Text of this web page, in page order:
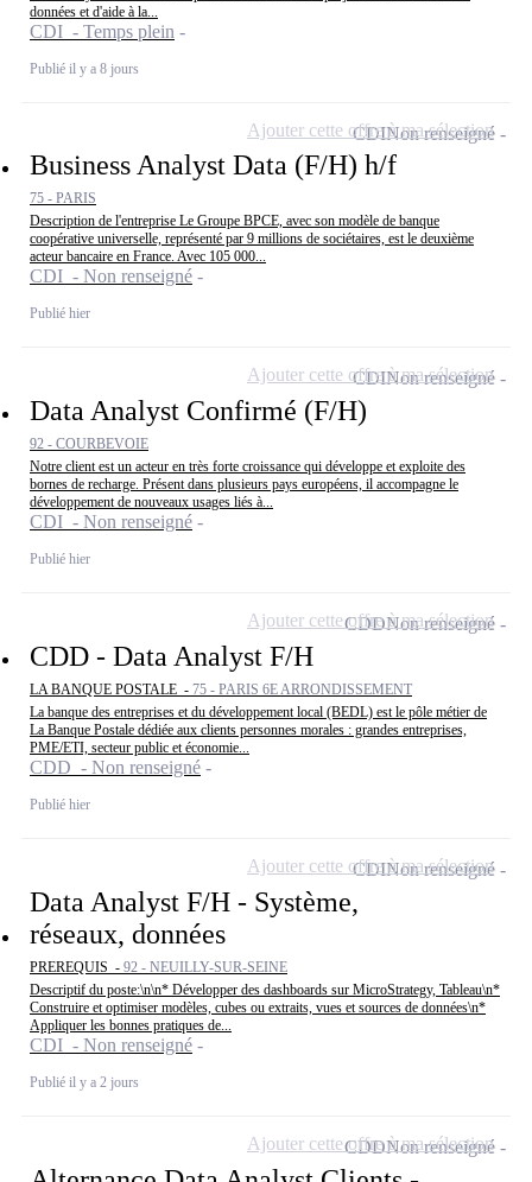
données et d'aide à la...
CDI - Temps plein
Publié il y a 8 jours
Business Analyst Data (F/H) h/f
75 - PARIS
Description de l'entreprise Le Groupe BPCE, avec son modèle de banque
coopérative universelle, représenté par 9 millions de sociétaires, est le deuxième
acteur bancaire en France. Avec 105 000...
CDI - Non renseigné
Publié hier
CDINon renseigné
Ajouter cette offre à ma sélection
Data Analyst Confirmé (F/H)
92 - COURBEVOIE
Notre client est un acteur en très forte croissance qui développe et exploite des
bornes de recharge. Présent dans plusieurs pays européens, il accompagne le
développement de nouveaux usages liés à...
CDI - Non renseigné
Publié hier
CDINon renseigné
Ajouter cette offre à ma sélection
CDD - Data Analyst F/H
LA BANQUE POSTALE - 75 - PARIS 6E ARRONDISSEMENT
La banque des entreprises et du développement local (BEDL) est le pôle métier de
La Banque Postale dédiée aux clients personnes morales : grandes entreprises,
PME/ETI, secteur public et économie...
CDD - Non renseigné
Publié hier
CDDNon renseigné
Ajouter cette offre à ma sélection
Data Analyst F/H - Système,
réseaux, données
PREREQUIS - 92 - NEUILLY-SUR-SEINE
Descriptif du poste:\n\n* Développer des dashboards sur MicroStrategy, Tableau\n*
Construire et optimiser modèles, cubes ou extraits, vues et sources de données\n*
Appliquer les bonnes pratiques de...
CDI - Non renseigné
Publié il y a 2 jours
CDINon renseigné
Ajouter cette offre à ma sélection
CDDNon renseigné
Ajouter cette offre à ma sélection